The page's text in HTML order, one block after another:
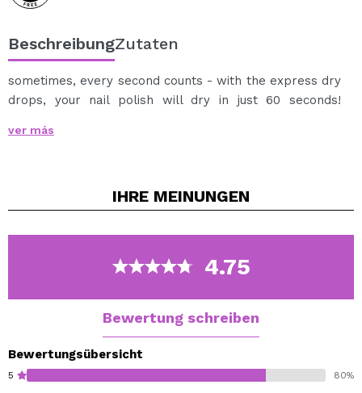
BeschreibungZutaten
sometimes, every second counts - with the express dry
drops, your nail polish will dry in just 60 seconds!
drop by drop is easy. your nails and cuticles will also
ver más
IHRE MEINUNGEN
4.75
Bewertung schreiben
Bewertungsübersicht
5 80%